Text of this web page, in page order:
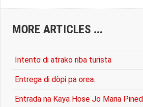
MORE ARTICLES ...
Intento di atrako riba turista
Entrega di dòpi pa orea.
Entrada na Kaya Hose Jo Maria